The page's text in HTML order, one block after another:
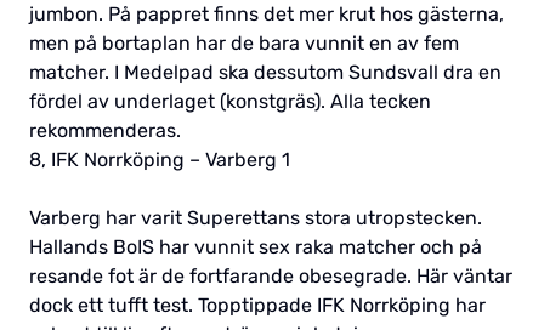
jumbon. På pappret finns det mer krut hos gästerna,
men på bortaplan har de bara vunnit en av fem
matcher. I Medelpad ska dessutom Sundsvall dra en
fördel av underlaget (konstgräs). Alla tecken
rekommenderas.
8, IFK Norrköping – Varberg 1
Varberg har varit Superettans stora utropstecken.
Hallands BoIS har vunnit sex raka matcher och på
resande fot är de fortfarande obesegrade. Här väntar
dock ett tufft test. Topptippade IFK Norrköping har